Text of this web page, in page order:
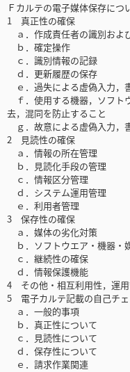
Ｆカルテの電子媒体保存につ
1 真正性の確保
ａ．作成責任者の識別およ
ｂ．確定操作
ｃ．識別情報の記録
ｄ．更新履歴の保存
ｅ．過失による虚偽入力，
ｆ．使用する機器，ソフト
去，混同を防止すること
ｇ．故意による虚偽入力，
2 見読性の確保
ａ．情報の所在管理
ｂ．見読化手段の管理
ｃ．情報区分管理
ｄ．システム運用管理
ｅ．利用者管理
3 保存性の確保
ａ．媒体の劣化対策
ｂ．ソフトウエア・機器・
ｃ．継続性の確保
ｄ．情報保護機能
4 その他・相互利用性，運
5 電子カルテ記載の自己チェ
ａ．一般的事項
ｂ．真正性について
ｃ．見読性について
ｄ．保存性について
ｅ．請求作業関連